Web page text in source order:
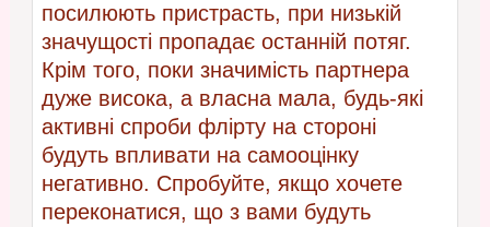
посилюють пристрасть, при низькій
значущості пропадає останній потяг.
Крім того, поки значимість партнера
дуже висока, а власна мала, будь-які
активні спроби флірту на стороні
будуть впливати на самооцінку
негативно. Спробуйте, якщо хочете
переконатися, що з вами будуть